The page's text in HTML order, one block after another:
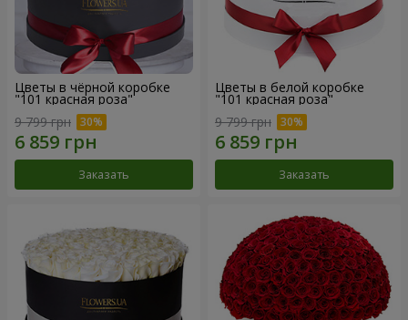
Цветы в чёрной коробке
"101 красная роза"
9 799 грн
Заказать
Цветы в белой коробке
"101 красная роза"
9 799 грн
Заказать